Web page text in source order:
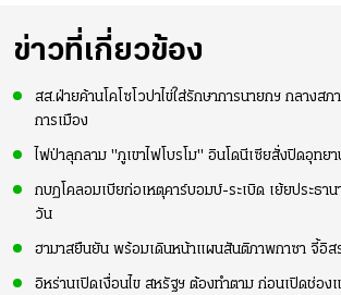
ข่าวที่เกี่ยวข้อง
สส.ฝ่ายค้านโคโซโวปาไข่ใส่รักษาการนายกฯ กลางส
การเมือง
ไฟป่าลุกลาม "ภูเขาไฟโบรโม" อินโดนีเซียสั่งปิดอุทย
กบฏโคลอมเบียก่อเหตุคาร์บอมบ์-ระเบิด เย้ยประธา
วัน
ฮามาสยืนยัน พร้อมเดินหน้าแผนสันติภาพกาซา จี้อิส
อิหร่านเปิดเงื่อนไข สหรัฐฯ ต้องทำตาม ก่อนเปิดช่อ